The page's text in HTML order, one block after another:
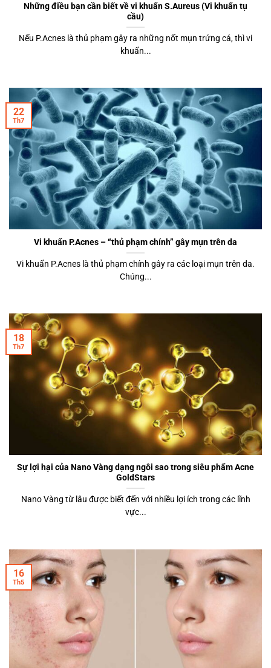
Những điều bạn cần biết về vi khuẩn S.Aureus (Vi khuẩn tụ
cầu)
Nếu P.Acnes là thủ phạm gây ra những nốt mụn trứng cá, thì vi
khuẩn...
Vi khuẩn P.Acnes – “thủ phạm chính” gây mụn trên da
Vi khuẩn P.Acnes là thủ phạm chính gây ra các loại mụn trên da.
Chúng...
22
Th7
Sự lợi hại của Nano Vàng dạng ngôi sao trong siêu phẩm Acne
GoldStars
Nano Vàng từ lâu được biết đến với nhiều lợi ích trong các lĩnh
vực...
18
Th7
16
Th5